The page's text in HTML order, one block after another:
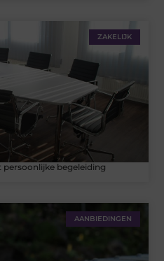
ZAKELIJK
begeleiding
AANBIEDINGEN